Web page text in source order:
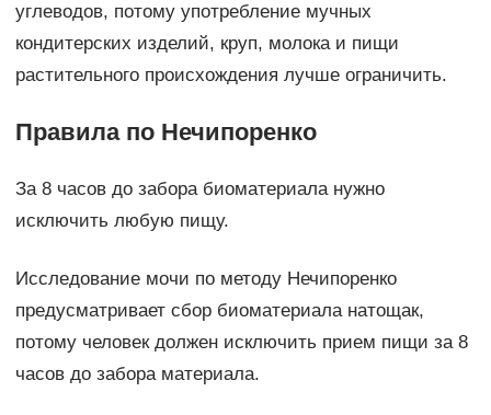
углеводов, потому употребление мучных
кондитерских изделий, круп, молока и пищи
растительного происхождения лучше ограничить.
Правила по Нечипоренко
За 8 часов до забора биоматериала нужно
исключить любую пищу.
Исследование мочи по методу Нечипоренко
предусматривает сбор биоматериала натощак,
потому человек должен исключить прием пищи за 8
часов до забора материала.